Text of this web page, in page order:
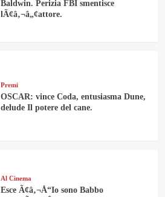
Baldwin. Perizia FBI smentisce
lÃ¢â‚¬â„¢attore.
Premi
OSCAR: vince Coda, entusiasma Dune,
delude Il potere del cane.
Al Cinema
Esce Ã¢â‚¬Å“Io sono Babbo